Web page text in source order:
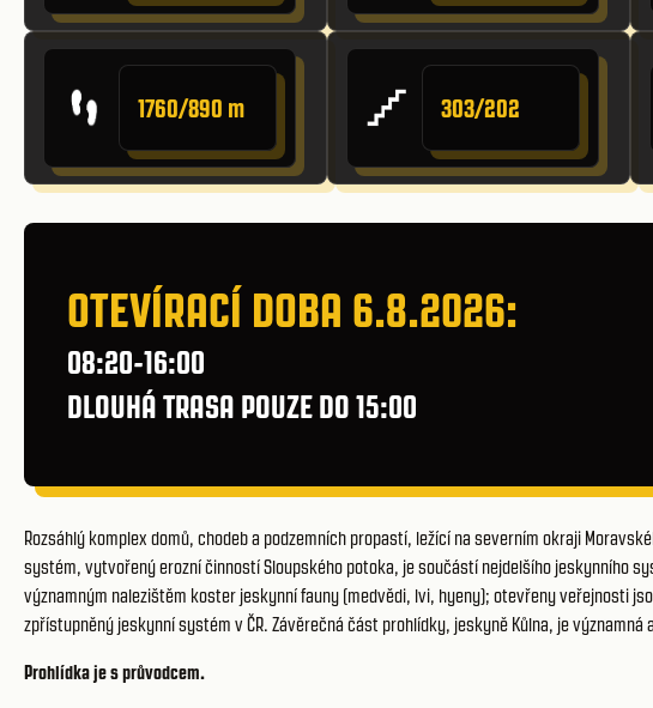
1760/890 m 303/202
OTEVÍRACÍ DOBA 6.8.2026:
08:20-16:00
DLOUHÁ TRASA POUZE DO 15:00
Rozsáhlý komplex domů, chodeb a podzemních propastí, ležící na severním okraji
systém, vytvořený erozní činností Sloupského potoka, je součástí nejdelšího jeskynního
významným nalezištěm koster jeskynní fauny (medvědi, lvi, hyeny); otevřeny veřejnosti
zpřístupněný jeskynní systém v ČR. Závěrečná část prohlídky, jeskyně Kůlna, je
Prohlídka je s průvodcem.